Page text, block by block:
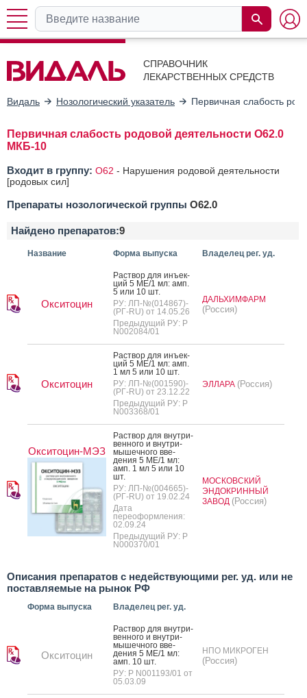
СПРАВОЧНИК
ЛЕКАРСТВЕННЫХ СРЕДСТВ
Видаль Нозологический указатель Первичная слабость
Первичная слабость родовой деятельности O62.0
МКБ-10
Входит в группу: O62 - Нарушения родовой деятельности
[родовых сил]
Препараты нозологической группы O62.0
Найдено препаратов:9
Название Форма выпуска Владелец рег. уд.
Окситоцин
Рас­твор для инъ­ек­
ций 5 МЕ/1 мл: амп.
5 или 10 шт.
РУ: ЛП-№(014867)-
(РГ-RU) от 14.05.26
Предыдущий РУ: Р
N002084/01
ДАЛЬХИМФАРМ
(Россия)
Окситоцин
Рас­твор для инъ­ек­
ций 5 МЕ/1 мл: амп.
1 мл 5 или 10 шт.
РУ: ЛП-№(001590)-
(РГ-RU) от 23.12.22
Предыдущий РУ: Р
N003368/01
ЭЛЛАРА (Россия)
Окситоцин-МЭЗ
Рас­твор для внут­ри­
вен­но­го и внут­ри­
мышеч­но­го вве­
дения 5 МЕ/1 мл:
амп. 1 мл 5 или 10
шт.
РУ: ЛП-№(004665)-
(РГ-RU) от 19.02.24
Дата
переоформления:
02.09.24
Предыдущий РУ: Р
N000370/01
МОСКОВСКИЙ
ЭНДОКРИННЫЙ
ЗАВОД (Россия)
Описания препаратов с недействующими рег. уд. или не
поставляемые на рынок РФ
Форма выпуска Владелец рег. уд.
Окситоцин
Рас­твор для внут­ри­
вен­но­го и внут­ри­
мышеч­но­го вве­
дения 5 МЕ/1 мл:
амп. 10 шт.
РУ: Р N001193/01 от
05.03.09
НПО МИКРОГЕН
(Россия)